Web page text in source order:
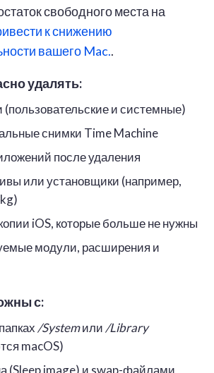
свободного места на
к снижению
вашего Mac..
удалять:
(пользовательские и системные)
снимки Time Machine
после удаления
или установщики (например,
iOS, которые больше не нужны
модули, расширения и
с:
/Systemили /Library
macOS)
(Sleep image) и swap-файлами